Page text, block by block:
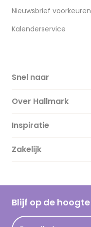
Nieuwsbrief voorkeuren
Kalenderservice
Snel naar
Over Hallmark
Over ons
Duurzaamheid
Hallmark Kaartclub
Acties
Inspiratie
Magazine
Cadeau inspiratie
Kaartinspiratie
Zakelijk
Blijf op de hoogte